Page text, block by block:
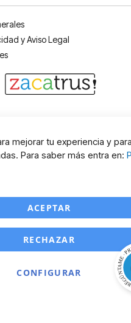
y Aviso Legal
mejorar tu experiencia y
Para saber más entra en:
ACEPTAR
CONFIGURAR
RECHAZAR